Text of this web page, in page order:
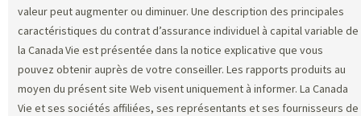
valeur peut augmenter ou diminuer. Une description des principales
caractéristiques du contrat d’assurance individuel à capital variable de
la Canada Vie est présentée dans la notice explicative que vous
pouvez obtenir auprès de votre conseiller. Les rapports produits au
moyen du présent site Web visent uniquement à informer. La Canada
Vie et ses sociétés affiliées, ses représentants et ses fournisseurs de